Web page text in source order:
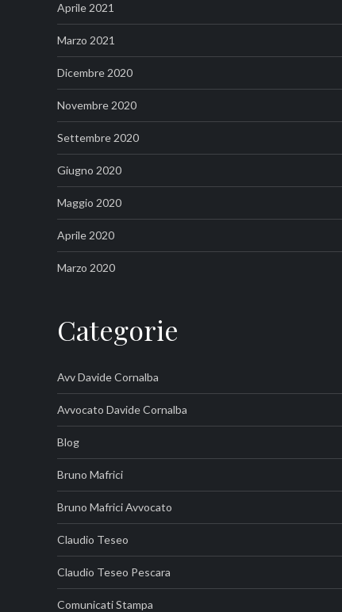
Aprile 2021
Marzo 2021
Dicembre 2020
Novembre 2020
Settembre 2020
Giugno 2020
Maggio 2020
Aprile 2020
Marzo 2020
Categorie
Avv Davide Cornalba
Avvocato Davide Cornalba
Blog
Bruno Mafrici
Bruno Mafrici Avvocato
Claudio Teseo
Claudio Teseo Pescara
Comunicati Stampa